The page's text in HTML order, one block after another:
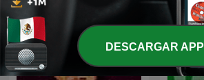
DESCARGAR APP